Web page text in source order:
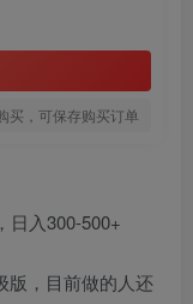
买，可保存购买订单
版，目前做的人还